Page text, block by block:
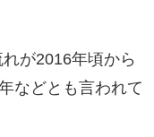
が2016年頃から
などとも言われて